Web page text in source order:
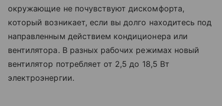
окружающие не почувствуют дискомфорта,
который возникает, если вы долго находитесь под
направленным действием кондиционера или
вентилятора. В разных рабочих режимах новый
вентилятор потребляет от 2,5 до 18,5 Вт
электроэнергии.